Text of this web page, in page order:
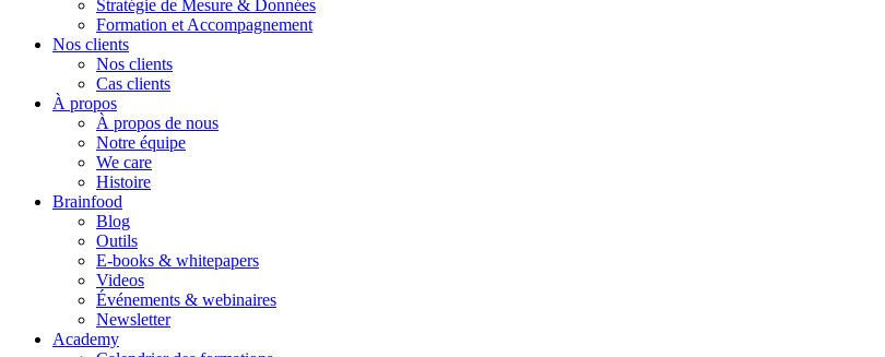
Stratégie de Mesure & Données
Formation et Accompagnement
Nos clients
Nos clients
Cas clients
À propos
À propos de nous
Notre équipe
We care
Histoire
Brainfood
Blog
Outils
E-books & whitepapers
Videos
Événements & webinaires
Newsletter
Academy